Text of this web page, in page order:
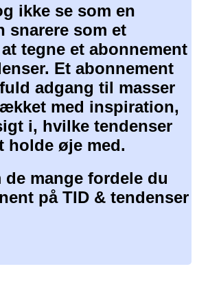
ikke se som en
snarere som et
tegne et abonnement
Et abonnement
adgang til masser
med inspiration,
i, hvilke tendenser
holde øje med.
mange fordele du
på TID & tendenser